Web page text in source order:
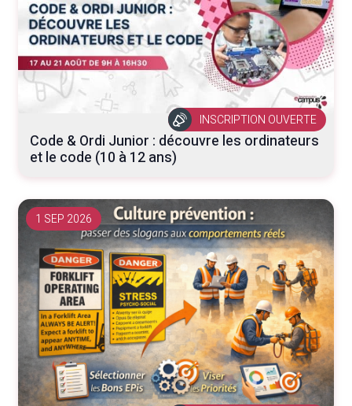
INSCRIPTION OUVERTE
Code & Ordi Junior : découvre les ordinateurs
et le code (10 à 12 ans)
1 SEP 2026